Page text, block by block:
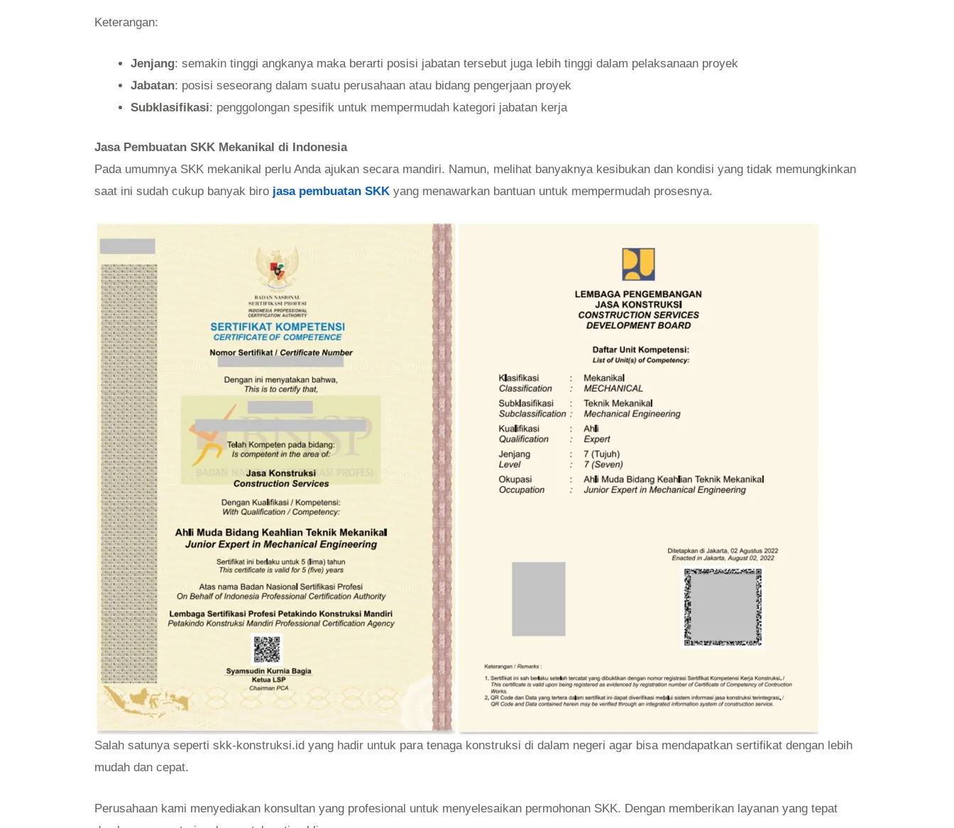
Keterangan:
Jenjang: semakin tinggi angkanya maka berarti posisi jabatan tersebut juga lebih tinggi dalam pelaksanaan proyek
Jabatan: posisi seseorang dalam suatu perusahaan atau bidang pengerjaan proyek
Subklasifikasi: penggolongan spesifik untuk mempermudah kategori jabatan kerja
Jasa Pembuatan SKK Mekanikal di Indonesia
Pada umumnya SKK mekanikal perlu Anda ajukan secara mandiri. Namun, melihat banyaknya kesibukan dan kondisi yang tidak memungkinkan
saat ini sudah cukup banyak biro jasa pembuatan SKK yang menawarkan bantuan untuk mempermudah prosesnya.
Salah satunya seperti skk-konstruksi.id yang hadir untuk para tenaga konstruksi di dalam negeri agar bisa mendapatkan sertifikat dengan lebih
mudah dan cepat.
Perusahaan kami menyediakan konsultan yang profesional untuk menyelesaikan permohonan SKK. Dengan memberikan layanan yang tepat